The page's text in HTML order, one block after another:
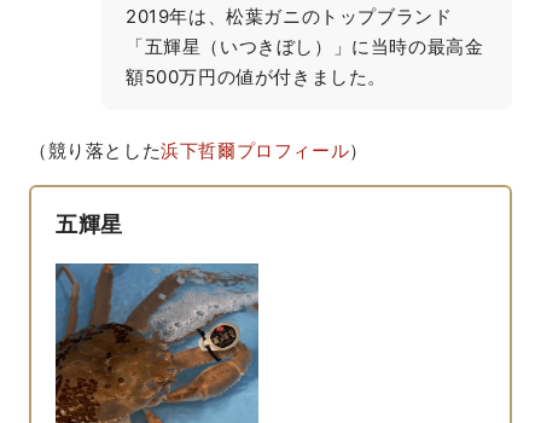
2019年は、松葉ガニのトップブランド
「五輝星（いつきぼし）」に当時の最高金
額500万円の値が付きました。
（競り落とした浜下哲爾プロフィール）
五輝星